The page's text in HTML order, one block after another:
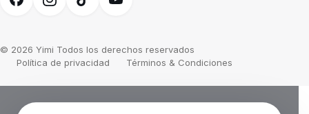
© 2026 Yimi Todos los derechos reservados
Política de privacidad
Términos & Condiciones